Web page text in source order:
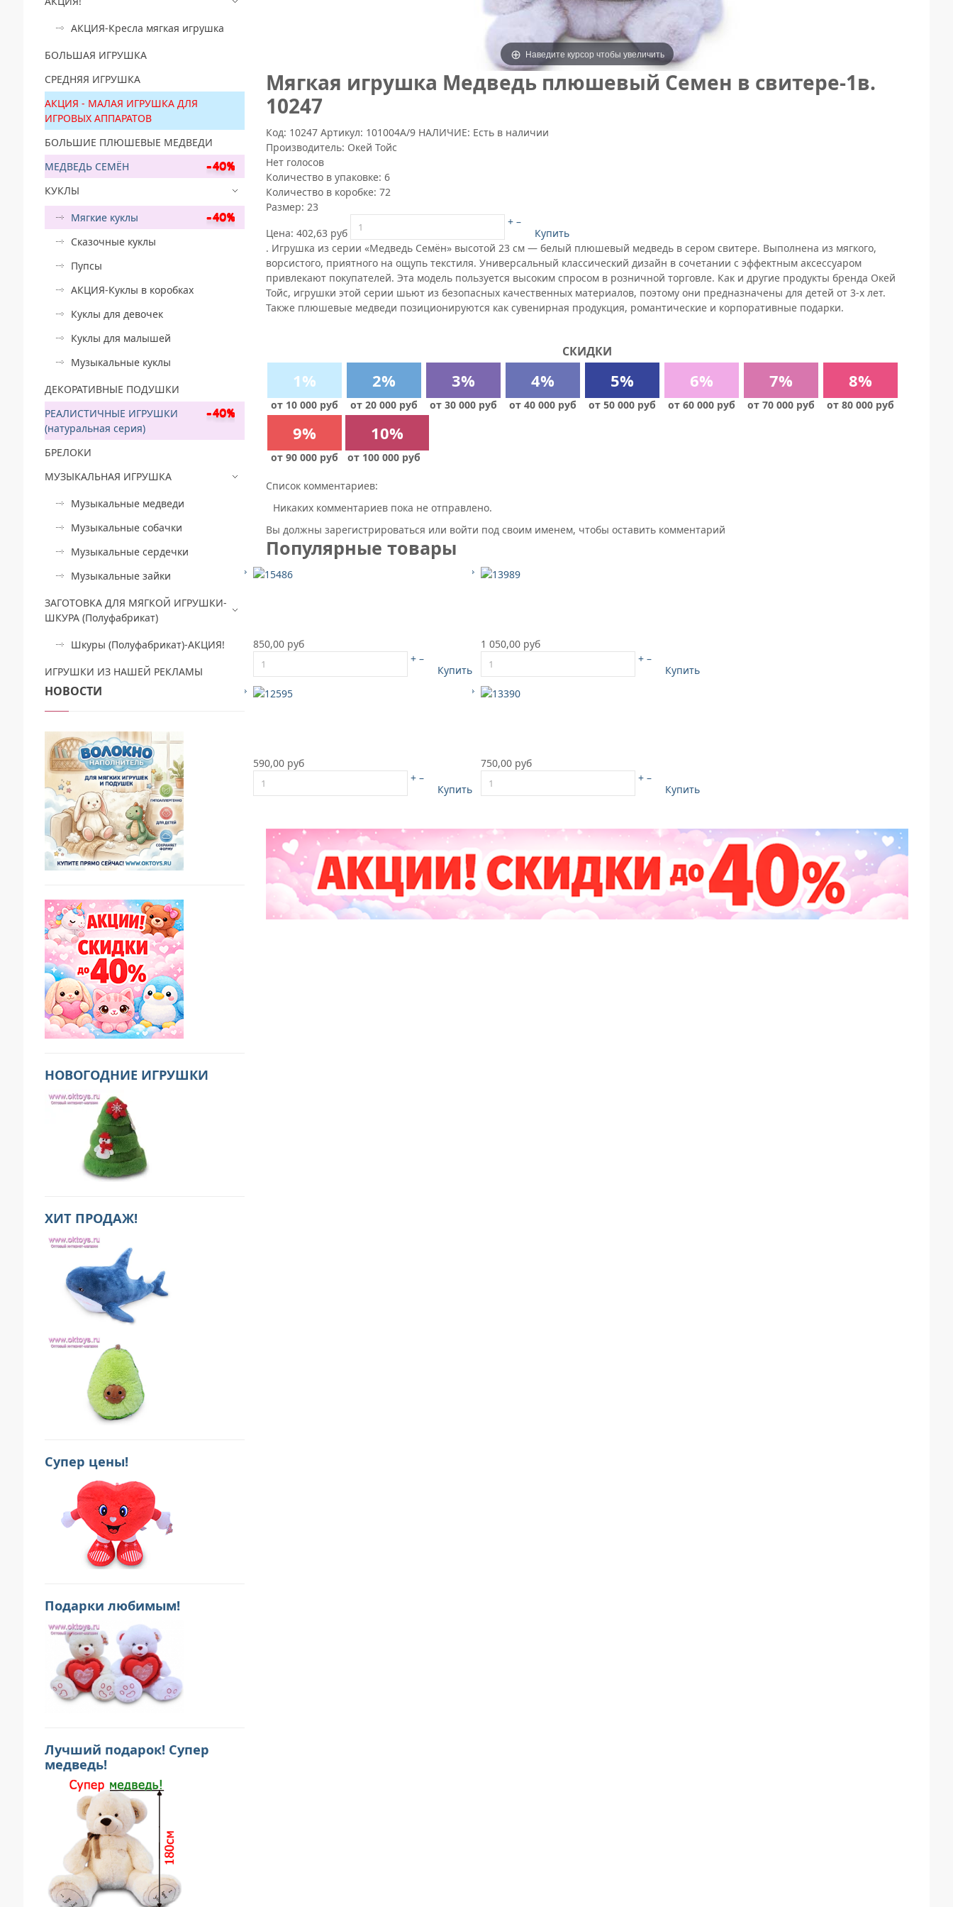
Наведите курсор чтобы увеличить
Mягкая игрушка Медведь плюшевый Семен в свитере-1в.
10247
Код: 10247 Артикул: 101004А/9 НАЛИЧИЕ: Есть в наличии
Производитель: Окей Тойс
Нет голосов
Количество в упаковке: 6
Количество в коробке: 72
Размер: 23
Цена: 402,63 руб
+ –
Купить
. Игрушка из серии «Медведь Семён» высотой 23 см — белый плюшевый медведь в сером свитере. Выполнена из мягкого,
ворсистого, приятного на ощупь текстиля. Универсальный классический дизайн в сочетании с эффектным аксессуаром
привлекают покупателей. Эта модель пользуется высоким спросом в розничной торговле. Как и другие продукты бренда Окей
Тойс, игрушки этой серии шьют из безопасных качественных материалов, поэтому они предназначены для детей от 3-х лет.
Также плюшевые медведи позиционируются как сувенирная продукция, романтические и корпоративные подарки.
СКИДКИ
1%
от 10 000 руб
2%
от 20 000 руб
3%
от 30 000 руб
4%
от 40 000 руб
5%
от 50 000 руб
6%
от 60 000 руб
7%
от 70 000 руб
8%
от 80 000 руб
9%
от 90 000 руб
10%
от 100 000 руб
Список комментариев:
Никаких комментариев пока не отправлено.
Вы должны зарегистрироваться или войти под своим именем, чтобы оставить комментарий
Популярные товары
850,00 руб
+ –
Купить
1 050,00 руб
+ –
Купить
590,00 руб
+ –
Купить
750,00 руб
+ –
Купить
АКЦИЯ-Кресла мягкая игрушка
БОЛЬШАЯ ИГРУШКА
СРЕДНЯЯ ИГРУШКА
АКЦИЯ - МАЛАЯ ИГРУШКА ДЛЯ
ИГРОВЫХ АППАРАТОВ
БОЛЬШИЕ ПЛЮШЕВЫЕ МЕДВЕДИ
МЕДВЕДЬ СЕМЁН
КУКЛЫ
Мягкие куклы
Сказочные куклы
Пупсы
АКЦИЯ-Куклы в коробках
Куклы для девочек
Куклы для малышей
Музыкальные куклы
ДЕКОРАТИВНЫЕ ПОДУШКИ
РЕАЛИСТИЧНЫЕ ИГРУШКИ
(натуральная серия)
БРЕЛОКИ
МУЗЫКАЛЬНАЯ ИГРУШКА
Музыкальные медведи
Музыкальные собачки
Музыкальные сердечки
Музыкальные зайки
ЗАГОТОВКА ДЛЯ МЯГКОЙ ИГРУШКИ-
ШКУРА (Полуфабрикат)
Шкуры (Полуфабрикат)-АКЦИЯ!
ИГРУШКИ ИЗ НАШЕЙ РЕКЛАМЫ
НОВОСТИ
НОВОГОДНИЕ ИГРУШКИ
ХИТ ПРОДАЖ!
Супер цены!
Подарки любимым!
Лучший подарок! Супер
медведь!